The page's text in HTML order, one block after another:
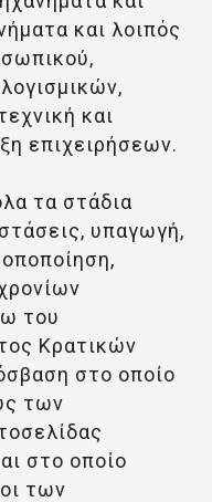
και λοιπός
και
επιχειρήσεων.
τα στάδια
υπαγωγή,
του
Κρατικών
στο οποίο
των
στο οποίο
των